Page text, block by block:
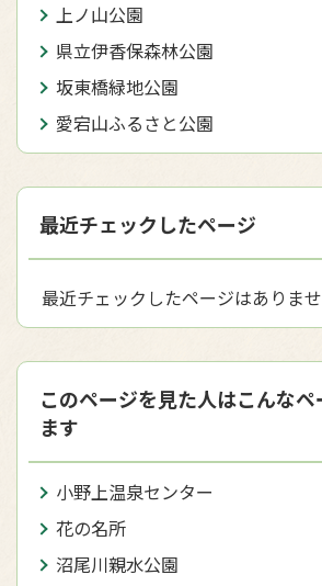
上ノ山公園
県立伊香保森林公園
坂東橋緑地公園
愛宕山ふるさと公園
最近チェックしたページ
最近チェックしたページはありませ
このページを見た人はこんな
ます
小野上温泉センター
花の名所
沼尾川親水公園